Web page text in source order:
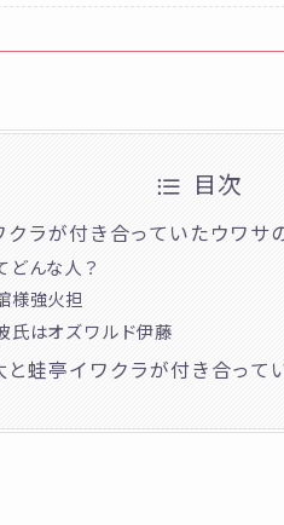
目次
ラが付き合っていたウワサ
どんな人？
様強火担
氏はオズワルド伊藤
と蛙亭イワクラが付き合って